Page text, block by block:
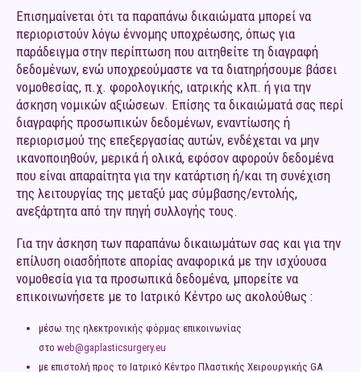
Επισημαίνεται ότι τα παραπάνω δικαιώματα μπορεί να
περιοριστούν λόγω έννομης υποχρέωσης, όπως για
παράδειγμα στην περίπτωση που αιτηθείτε τη διαγραφή
δεδομένων, ενώ υποχρεούμαστε να τα διατηρήσουμε βάσει
νομοθεσίας, π.χ. φορολογικής, ιατρικής κλπ. ή για την
άσκηση νομικών αξιώσεων. Επίσης τα δικαιώματά σας περί
διαγραφής προσωπικών δεδομένων, εναντίωσης ή
περιορισμού της επεξεργασίας αυτών, ενδέχεται να μην
ικανοποιηθούν, μερικά ή ολικά, εφόσον αφορούν δεδομένα
που είναι απαραίτητα για την κατάρτιση ή/και τη συνέχιση
της λειτουργίας της μεταξύ μας σύμβασης/εντολής,
ανεξάρτητα από την πηγή συλλογής τους.
Για την άσκηση των παραπάνω δικαιωμάτων σας και για την
επίλυση οιασδήποτε απορίας αναφορικά με την ισχύουσα
νομοθεσία για τα προσωπικά δεδομένα, μπορείτε να
επικοινωνήσετε με το Ιατρικό Κέντρο ως ακολούθως :
μέσω της ηλεκτρονικής φόρμας επικοινωνίας
στο web@gaplasticsurgery.eu
με επιστολή προς το Ιατρικό Κέντρο Πλαστικής Χειρουργικής GA